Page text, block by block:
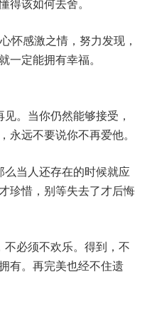
怀感激之情，努力发现，
一定能拥有幸福。
。当你仍然能够接受，
永远不要说你不再爱他。
当人还存在的时候就应
珍惜，别等失去了才后悔
必须不欢乐。得到，不
有。再完美也经不住遗